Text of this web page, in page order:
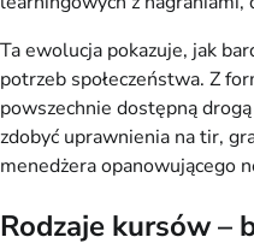
Ta ewolucja pokazuje, jak
potrzeb społeczeństwa. Z
powszechnie dostępną
zdobyć uprawnienia na tir,
menedżera opanowującego
Rodzaje kursów –